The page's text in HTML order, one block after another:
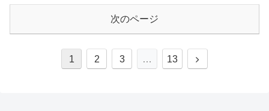
次のページ
1 2 3 … 13